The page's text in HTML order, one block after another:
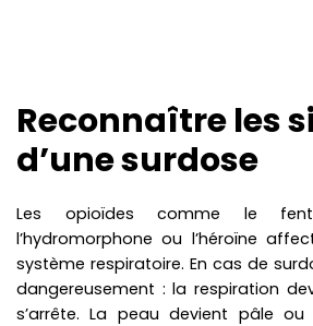
Reconnaître les
d’une surdose
Les opioïdes comme le
l’hydromorphone ou l’héroïne
système respiratoire. En cas de
dangereusement : la respiration
s’arrête. La peau devient pâle ou